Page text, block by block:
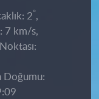
2°,
7 km/s,
Doğumu: